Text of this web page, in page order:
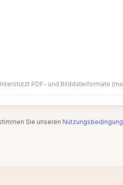
PDF- und Bilddateiformate
Sie unseren